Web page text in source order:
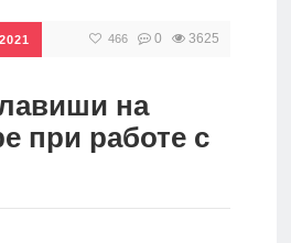
466 0 3625
на
при работе с